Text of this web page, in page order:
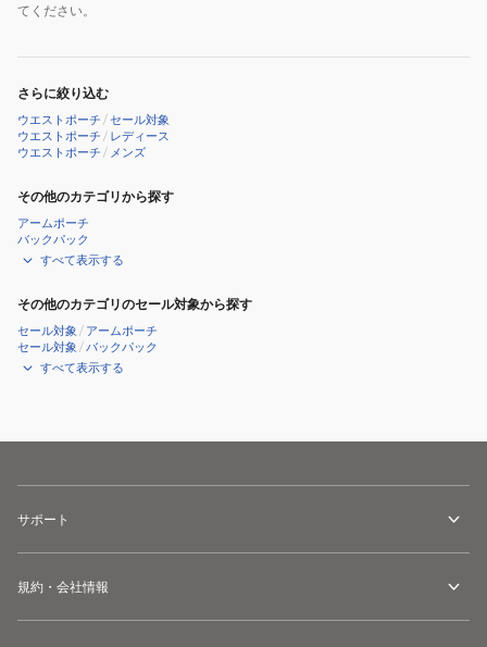
てください。
さらに絞り込む
ウエストポーチ /セール対象
ウエストポーチ / レディース
ウエストポーチ / メンズ
その他のカテゴリから探す
アームポーチ
バックパック
すべて表示する
その他のカテゴリのセール対象から探す
セール対象 / アームポーチ
セール対象 /バックパック
すべて表示する
サポート
規約・会社情報